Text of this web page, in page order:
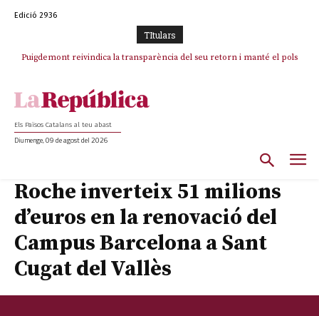
Edició 2936
TItulars
Puigdemont reivindica la transparència del seu retorn i manté el pols
Els Països Catalans al teu abast
Diumenge, 09 de agost del 2026
Roche inverteix 51 milions
d’euros en la renovació del
Campus Barcelona a Sant
Cugat del Vallès